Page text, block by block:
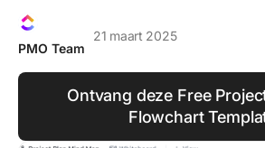
PMO Team
21 maart 2025
Ontvang deze Free
Flowchart